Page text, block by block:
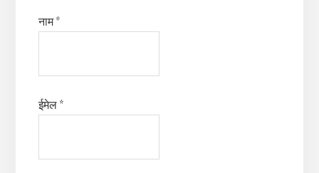
नाम*
ईमेल *